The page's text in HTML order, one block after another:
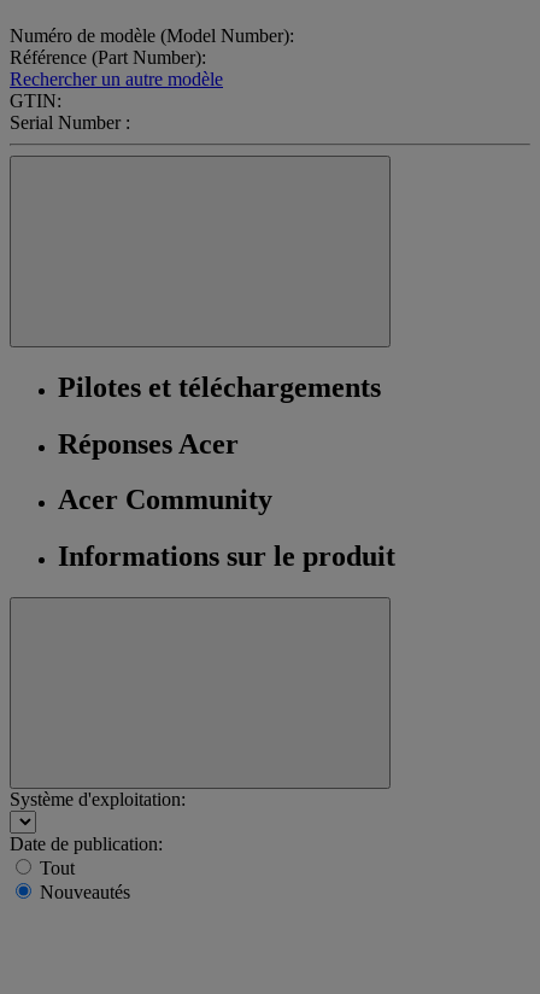
Numéro de modèle (Model Number):
Référence (Part Number):
Rechercher un autre modèle
GTIN:
Serial Number :
Pilotes et téléchargements
Réponses Acer
Acer Community
Informations sur le produit
Système d'exploitation:
Date de publication:
Tout
Nouveautés